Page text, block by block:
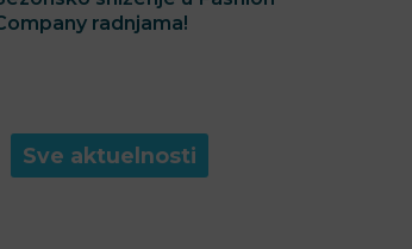
radnjama!
Sve aktuelnosti